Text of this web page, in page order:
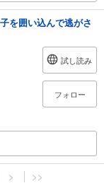
を囲い込んで逃がさ
試し読み
フォロー
> >>